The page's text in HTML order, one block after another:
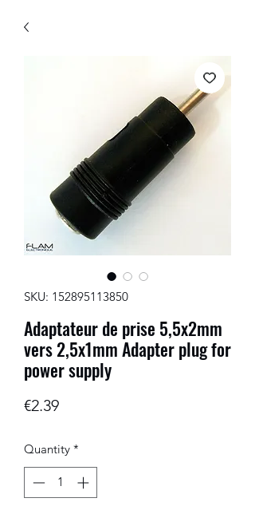
SKU: 152895113850
Adaptateur de prise 5,5x2mm
vers 2,5x1mm Adapter plug for
power supply
€2.39Price
Quantity *